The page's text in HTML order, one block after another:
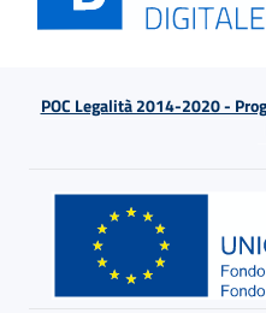
POC Legalità 2014-2020 -